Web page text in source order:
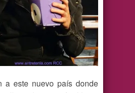
a este nuevo país donde